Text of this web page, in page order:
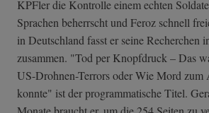
KPFler die Kontrolle einem echten
Sprachen beherrscht und Feroz schnell
in Deutschland fasst er seine Recherchen
zusammen. "Tod per Knopfdruck – Das
US-Drohnen-Terrors oder Wie Mord zum
konnte" ist der programmatische Titel.